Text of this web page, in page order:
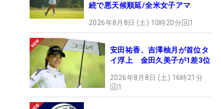
続で悪天候順延/全米女子アマ
2026年8月8日 (土) 10時20分 1
安田祐香、吉澤柚月が首位タ
イ浮上 金田久美子が1差3位
2026年8月8日 (土) 16時21分
1